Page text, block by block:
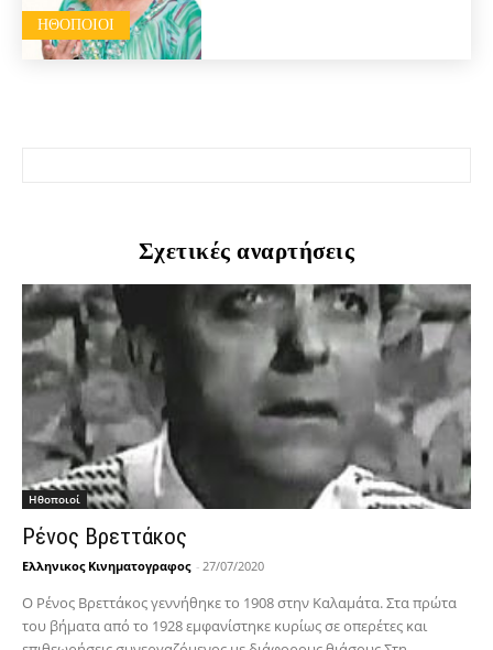
HΘΟΠΟΙΟΊ
Σχετικές αναρτήσεις
Hθοποιοί
Ρένος Βρεττάκος
Ελληνικος Κινηματογραφος - 27/07/2020
Ο Ρένος Βρεττάκος γεννήθηκε το 1908 στην Καλαμάτα. Στα πρώτα
του βήματα από το 1928 εμφανίστηκε κυρίως σε οπερέτες και